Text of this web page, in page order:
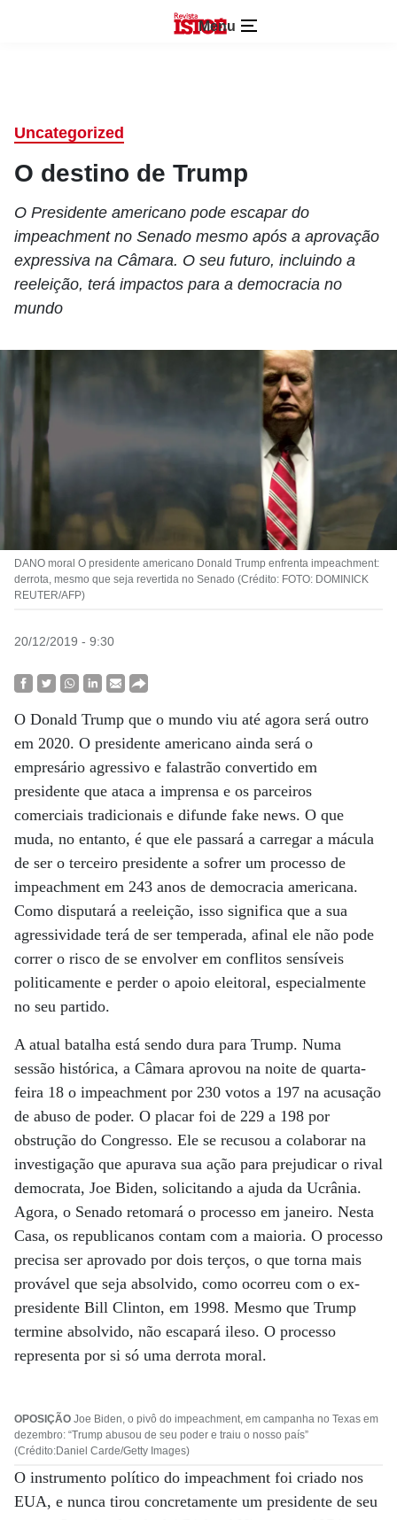
Menu
Uncategorized
O destino de Trump
O Presidente americano pode escapar do
impeachment no Senado mesmo após a aprovação
expressiva na Câmara. O seu futuro, incluindo a
reeleição, terá impactos para a democracia no
mundo
DANO moral O presidente americano Donald Trump enfrenta impeachment:
derrota, mesmo que seja revertida no Senado (Crédito: FOTO: DOMINICK
REUTER/AFP)
20/12/2019 - 9:30
O Donald Trump que o mundo viu até agora será outro
em 2020. O presidente americano ainda será o
empresário agressivo e falastrão convertido em
presidente que ataca a imprensa e os parceiros
comerciais tradicionais e difunde fake news. O que
muda, no entanto, é que ele passará a carregar a mácula
de ser o terceiro presidente a sofrer um processo de
impeachment em 243 anos de democracia americana.
Como disputará a reeleição, isso significa que a sua
agressividade terá de ser temperada, afinal ele não pode
correr o risco de se envolver em conflitos sensíveis
politicamente e perder o apoio eleitoral, especialmente
no seu partido.
A atual batalha está sendo dura para Trump. Numa
sessão histórica, a Câmara aprovou na noite de quarta-
feira 18 o impeachment por 230 votos a 197 na acusação
de abuso de poder. O placar foi de 229 a 198 por
obstrução do Congresso. Ele se recusou a colaborar na
investigação que apurava sua ação para prejudicar o rival
democrata, Joe Biden, solicitando a ajuda da Ucrânia.
Agora, o Senado retomará o processo em janeiro. Nesta
Casa, os republicanos contam com a maioria. O processo
precisa ser aprovado por dois terços, o que torna mais
provável que seja absolvido, como ocorreu com o ex-
presidente Bill Clinton, em 1998. Mesmo que Trump
termine absolvido, não escapará ileso. O processo
representa por si só uma derrota moral.
OPOSIÇÃO Joe Biden, o pivô do impeachment, em campanha no Texas em
dezembro: “Trump abusou de seu poder e traiu o nosso país”
(Crédito:Daniel Carde/Getty Images)
O instrumento político do impeachment foi criado nos
EUA, e nunca tirou concretamente um presidente de seu